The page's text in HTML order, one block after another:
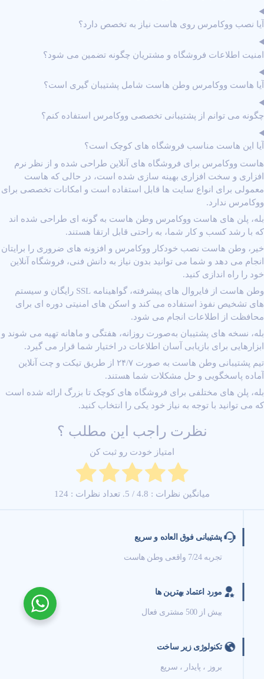
آیا نصب ووکامرس روی هاست نیاز به تخصص دارد؟
امنیت اطلاعات فروشگاه و مشتریان چگونه تضمین می ‌شود؟
آیا هاست ووکامرس وطن هاست شامل پشتیبان ‌گیری است؟
چگونه می ‌توانم از پشتیبانی تخصصی ووکامرس استفاده کنم؟
آیا این هاست مناسب فروشگاه‌ های کوچک است؟
هاست ووکامرس برای فروشگاه‌ های آنلاین طراحی شده و از نظر نرم‌
افزاری و سخت ‌افزاری بهینه ‌سازی شده است، در حالی که هاست
معمولی برای انواع سایت‌ ها قابل استفاده است و امکانات تخصصی برای
ووکامرس ندارد.
بله، پلن ‌های هاست ووکامرس وطن هاست به‌ گونه ‌ای طراحی شده ‌اند
که با رشد کسب ‌و کار شما، به ‌راحتی قابل ارتقا هستند.
خیر، وطن هاست نصب خودکار ووکامرس و افزونه‌ های ضروری را برایتان
انجام می ‌دهد و شما می ‌توانید بدون نیاز به دانش فنی، فروشگاه آنلاین
خود را راه ‌اندازی کنید.
وطن هاست از فایروال ‌های پیشرفته، گواهینامه SSL رایگان و سیستم
‌های تشخیص نفوذ استفاده می ‌کند و اسکن ‌های امنیتی دوره ‌ای برای
محافظت از اطلاعات انجام می ‌شود.
بله، نسخه‌ های پشتیبان به‌صورت روزانه، هفتگی و ماهانه تهیه می ‌شوند و
ابزارهایی برای بازیابی آسان اطلاعات در اختیار شما قرار می ‌گیرد.
تیم پشتیبانی وطن هاست به ‌صورت ۲۴/۷ از طریق تیکت و چت آنلاین
آماده پاسخگویی و حل مشکلات شما هستند.
بله، پلن‌ های مختلفی برای فروشگاه ‌های کوچک تا بزرگ ارائه شده است
که می ‌توانید با توجه به نیاز خود یکی را انتخاب کنید.
نظرت راجب این مطلب ؟
امتیاز خودت رو ثبت کن
میانگین نظرات : 4.8 / 5. تعداد نظرات : 124
پشتیبانی فوق العاده و سریع
تجربه 7/24 واقعی وطن هاست
مورد اعتماد بهترین ها
بیش از 500 مشتری فعال
تکنولوژی زیر ساخت
بروز ، پایدار ، سریع